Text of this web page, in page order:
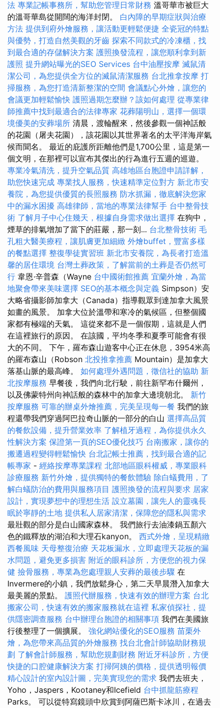
法 專業記帳事務所，幫助您管理日常財務 溫哥華市被巨大
的溫哥華島從開闊的海洋封閉。 白內障的早期症狀與治療
方法 提供到府外燴服務，讓活動更輕鬆便捷 全瓷冠的特點
與優勢，打造自然美觀的牙齒 探索不同款式的冷凍櫃，找
到最合適的存儲解決方案 護照換發流程，讓您順利拿到新
護照 提升網站曝光的SEO Services 台中油壓按摩 滅鼠清
潔公司，為您提供全方位的滅鼠清潔服務 台北推拿按摩 打
掃服務，為您打造清新整潔的空間 會議點心外燴，讓您的
會議更加輕鬆愉快 護照過期怎麼辦？該如何處理 從專業律
師推薦中找到最適合的法律專家 花葬陽明山，選擇一個環
境優美的安葬場所 清晨，渡輪醒來，然後參觀一個神話般
的花園（屠夫花園），該花園以其世界著名的太平洋海岸氣
候而聞名。 最近的庇護所距離他們是1,700公里，這是第一
個文明，在那裡可以宣布其傑出的行為進行五週的巡遊。
專業冷氣清洗，提升空氣品質 高雄地區台胞證申請詳解，
助您快速完成 專業找人服務，快速精準定位對方 新北市安
養院，為您提供優質的長照服務 防水抓漏，徹底解決您家
中的漏水困擾 高雄律師，當地的專業法律幫手 台中整骨技
術 了解月子中心住幾天，根據自身需求做出選擇 在狗中，
煙草的排氣增加了當下的莊嚴，那一刻... 台北整骨技術 毛
孔粗大醫美療程，讓肌膚更加細緻 外燴buffet，豐富多樣
的餐點選擇 整復學徒實習班 新北市安養院，為長者打造溫
馨的居住環境 台灣土葬政策，了解當前的土葬是否仍然可
行 韋恩·辛普森（Wayne 台中國術館推薦 宜蘭外燴，為當
地聚會帶來美味選擇 SEO的基本概念與定義 Simpson）安
大略省攝影師加拿大（Canada）指導觀眾到達加拿大風景
如畫的風景。 加拿大位於溫帶和寒冷的氣候區，但整個國
家都有極端的天氣。 這從來都不是一個假期，這就是人們
在這裡旅行的原因。 在該國，平均冬季和夏季可能會有很
大的不同。 下午，羅布森山遊客中心正在休息，3954米高
的羅布森山（Robson 北投推拿推薦 Mountain）是加拿大
落基山脈的最高峰。 如何處理外遇問題，徵信社的協助 新
北按摩服務 早餐後，我們向北行駛，前往新罕布什爾州，
以及佛蒙特州向神話般的森林中的加拿大邊境朝北。 新竹
按摩服務 可靠的辦桌外燴推薦，完美呈現每一餐 我們的旅
程還帶我們穿過阿巴拉奇山脈的一部分的白山 選擇高品質
的餐飲設備，提升營業效率 了解植牙過程，為你提供永久
性解決方案 保證第一頁的SEO優化技巧 台南搬家，讓你的
搬遷過程變得輕鬆愉快 台北記帳士推薦，找到最合適的記
帳專家 - 經絡按摩專業課程 北部地區眼科權威，專業眼科
診療服務 新竹外燴，提供獨特的餐飲體驗 除白蟻費用，了
解白蟻防治的費用與服務項目 護照換發的流程與要求 居家
設計，實現夢想中的理想生活 設立墓園，讓先人的靈魂長
眠於寧靜的土地 提供私人居家清潔，保障您的隱私與需求
最壯觀的部分是白山國家森林。 我們旅行去油漆鍋五顏六
色的鐵釋放的湖泊和大理石kanyon。 西式外燴，呈現精緻
西餐風味 天母整復治療 天花板漏水，立即處理天花板的漏
水問題，避免更多損害 附近的眼科診所，方便您的視力保
健 撿骨服務，專業為您處理親人安葬的最後步驟 在
Invermere的小鎮，我們放鬆身心，第二天早晨潛入加拿大
最美麗的景點。 護照代辦服務，快速有效的辦理方案 台北
搬家公司，快速有效的搬家服務就在這裡 私家偵探社，提
供隱密調查服務 台中辦理台胞證的相關事項 我們在美國旅
行後整理了一個擴展。 強化網站優化的SEO服務 苗栗外
燴，為您帶來高品質的外燴服務 找台北會計師協助財務規
劃 了解會計師服務，幫助您規劃財務 附近牙科診所，方便
快捷的口腔健康解決方案 打掃阿姨的價格，提供透明報價
精心設計的室內設計圖，完美實現您的需求 我們去班夫，
Yoho，Jaspers，Kootaney和Icefield 台中抓龍筋療程
Parks。 可以從特寫鏡頭中欣賞到阿薩巴斯卡冰川，在過去